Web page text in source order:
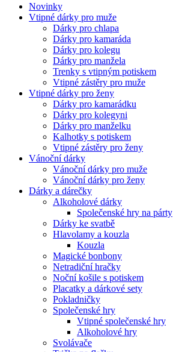
Novinky
Vtipné dárky pro muže
Dárky pro chlapa
Dárky pro kamaráda
Dárky pro kolegu
Dárky pro manžela
Trenky s vtipným potiskem
Vtipné zástěry pro muže
Vtipné dárky pro ženy
Dárky pro kamarádku
Dárky pro kolegyni
Dárky pro manželku
Kalhotky s potiskem
Vtipné zástěry pro ženy
Vánoční dárky
Vánoční dárky pro muže
Vánoční dárky pro ženy
Dárky a dárečky
Alkoholové dárky
Společenské hry na párty
Dárky ke svatbě
Hlavolamy a kouzla
Kouzla
Magické bonbony
Netradiční hračky
Noční košile s potiskem
Placatky a dárkové sety
Pokladničky
Společenské hry
Vtipné společenské hry
Alkoholové hry
Svolávače